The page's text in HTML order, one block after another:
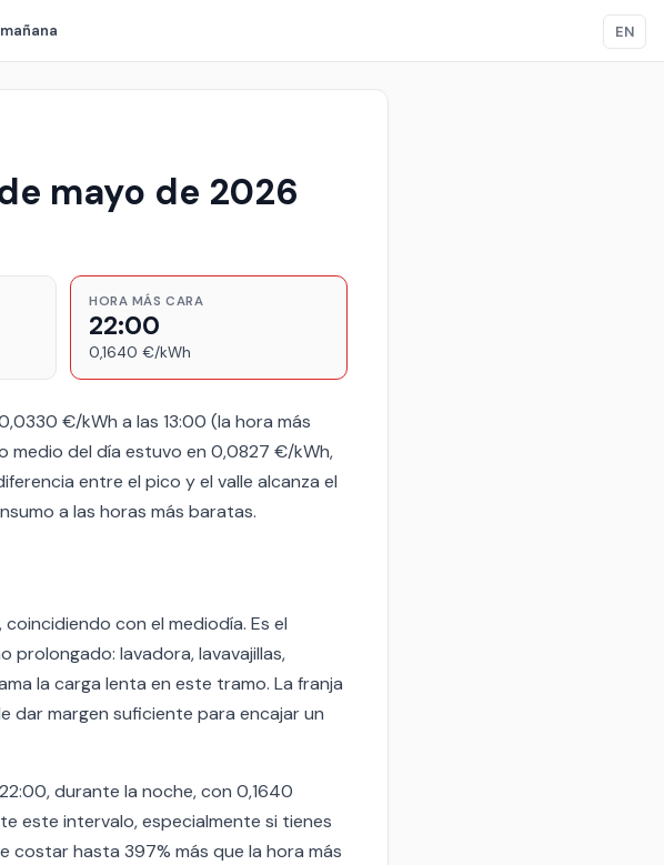
mañana EN
mayo de 2026
HORA MÁS CARA
22:00
0,1640 €/kWh
€/kWh a las 13:00 (la hora más
medio del día estuvo en 0,0827 €/kWh,
entre el pico y el valle alcanza el
a las horas más baratas.
con el mediodía. Es el
lavadora, lavavajillas,
la carga lenta en este tramo. La franja
dar margen suficiente para encajar un
durante la noche, con 0,1640
este intervalo, especialmente si tienes
costar hasta 397% más que la hora más